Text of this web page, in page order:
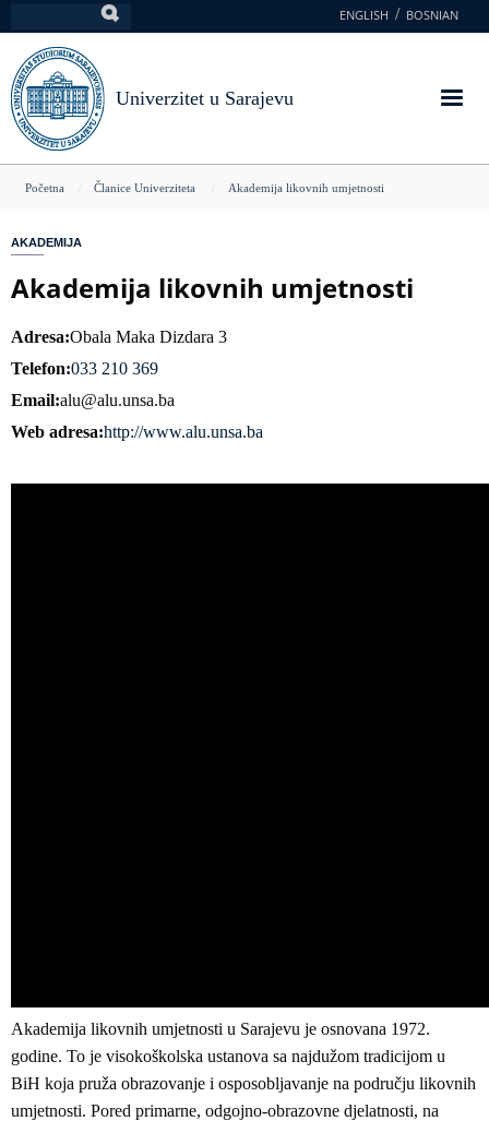
na
glavni
sadržaj
ENGLISH BOSNIAN
Univerzitet u Sarajevu
You
here
Početna Članice Univerziteta Akademija likovnih umjetnosti
AKADEMIJA
Akademija likovnih umjetnosti
Adresa Obala Maka Dizdara 3
Telefon 033 210 369
Email alu@alu.unsa.ba
Web adresa http://www.alu.unsa.ba
Akademija likovnih umjetnosti u Sarajevu je osnovana 1972.
godine. To je visokoškolska ustanova sa najdužom tradicijom u
BiH koja pruža obrazovanje i osposobljavanje na području likovnih
umjetnosti. Pored primarne, odgojno-obrazovne djelatnosti, na